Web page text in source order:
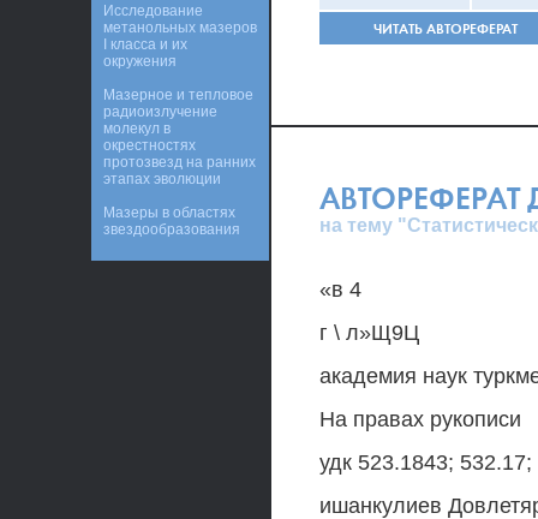
ЧИТАТЬ АВТОРЕФЕРАТ
АВТОРЕФЕРАТ
на тему
«в 4
г \ л»Щ9Ц
академия наук
На правах рукописи
удк 523.1843;
ишанкулиев
Исследование
метанольных мазеров
I класса и их
окружения
Мазерное и тепловое
радиоизлучение
молекул в
окрестностях
протозвезд на ранних
этапах эволюции
Мазеры в областях
звездообразования